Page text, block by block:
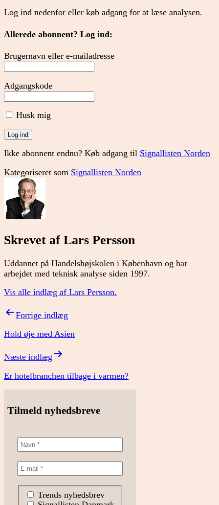
Log ind nedenfor eller køb adgang for at læse analysen.
Allerede abonnent? Log ind:
Brugernavn eller e-mailadresse
Adgangskode
Husk mig
Ikke abonnent endnu? Køb adgang til Signallisten Norden
Kategoriseret som Signallisten Norden
Skrevet af Lars Persson
Uddannet på Handelshøjskolen i København og har
arbejdet med teknisk analyse siden 1997.
Vis alle indlæg af Lars Persson.
Indlægsnavigation
Forrige indlæg
Hold øje med Asien
Næste indlæg
Er hotelbranchen tilbage i varmen?
Tilmeld nyhedsbreve
Trends nyhedsbrev